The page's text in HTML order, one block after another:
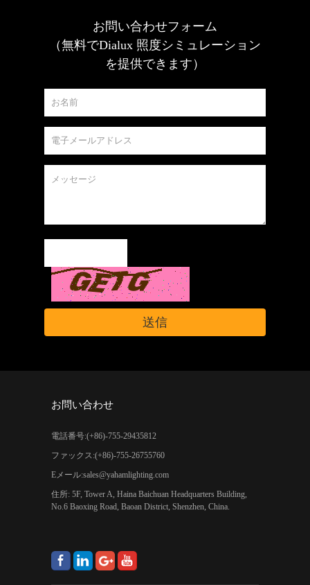
お問い合わせフォーム
（無料でDialux 照度シミュレーション
を提供できます）
お問い合わせ
電話番号:(+86)-755-29435812
ファックス:(+86)-755-26755760
Eメール:sales@yahamlighting.com
住所: 5F, Tower A, Haina Baichuan Headquarters Building,
No.6 Baoxing Road, Baoan District, Shenzhen, China.